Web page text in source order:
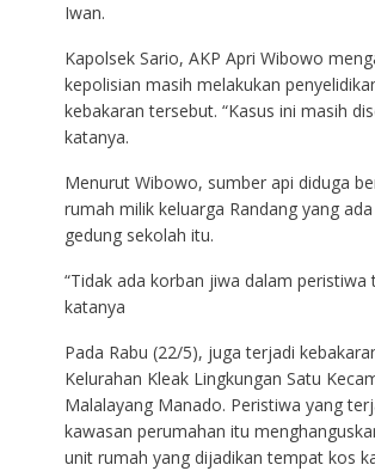
Iwan.
Kapolsek Sario, AKP Apri Wibowo
kepolisian masih melakukan
kebakaran tersebut. “Kasus ini masih
katanya.
Menurut Wibowo, sumber api diduga
rumah milik keluarga Randang yang
gedung sekolah itu.
“Tidak ada korban jiwa dalam peristiwa
katanya
Pada Rabu (22/5), juga terjadi
Kelurahan Kleak Lingkungan Satu
Malalayang Manado. Peristiwa yang
kawasan perumahan itu
unit rumah yang dijadikan tempat kos